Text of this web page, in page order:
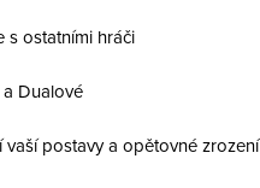
s ostatními hráči
Dualové
vaší postavy a opětovné zrození